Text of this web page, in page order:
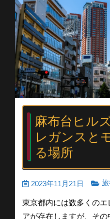
麻布台ヒル
レガンスと
る場所
2023年11月21日
東京都内には数多くのエ
アが存在しますが、そ